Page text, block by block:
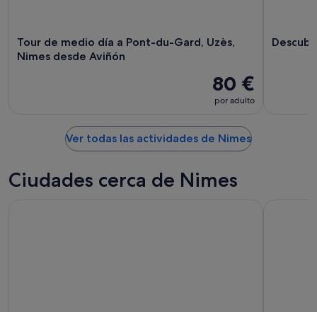
Tour de medio día a Pont-du-Gard, Uzès,
Nimes desde Aviñón
80 €
por adulto
Ver todas las actividades de Nimes
Ciudades cerca de Nimes